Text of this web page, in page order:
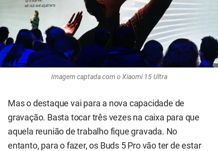
Imagem captada com o Xiaomi 15 Ultra
Mas o destaque vai para a nova capacidade de
gravação. Basta tocar três vezes na caixa para que
aquela reunião de trabalho fique gravada. No
entanto, para o fazer, os Buds 5 Pro vão ter de estar